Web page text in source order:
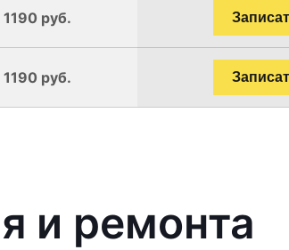
1190 руб.
1190 руб.
и ремонта